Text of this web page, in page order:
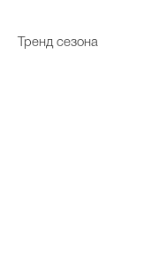
Тренд сезона